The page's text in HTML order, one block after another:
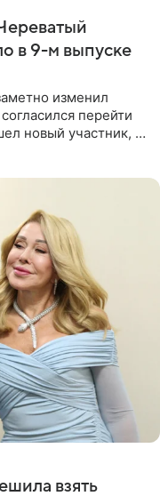
в 9-м выпуске
изменил
перейти
новый участник, а
взять